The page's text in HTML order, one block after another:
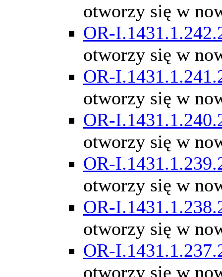
otworzy się w
OR-
otworzy się w
OR-
otworzy się w
OR-
otworzy się w
OR-
otworzy się w
OR-
otworzy się w
OR-
otworzy się w